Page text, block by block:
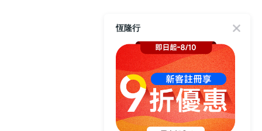
恆隆行